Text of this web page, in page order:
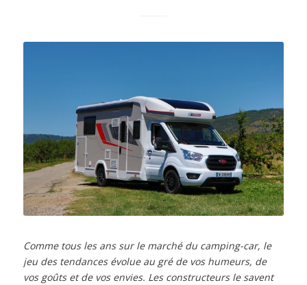
Comme tous les ans sur le marché du camping-car, le
jeu des tendances évolue au gré de vos humeurs, de
vos goûts et de vos envies. Les constructeurs le savent